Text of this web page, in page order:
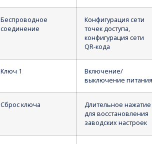
Беспроводное
соединение
Конфигурация сети
точек доступа,
конфигурация сети
QR-кода
Ключ 1
Включение/
выключение питания
Сброс ключа
Длительное нажатие
для восстановления
заводских настроек